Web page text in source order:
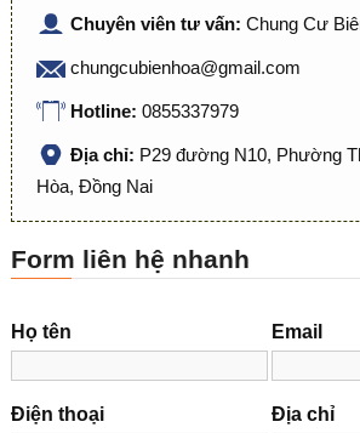
Chuyên viên tư vấn: Chung Cư
chungcubienhoa@gmail.com
Hotline: 0855337979
Địa chỉ: P29 đường N10, Phường
Hòa, Đồng Nai
Form liên hệ nhanh
Họ tên Email
Điện thoại Địa chỉ